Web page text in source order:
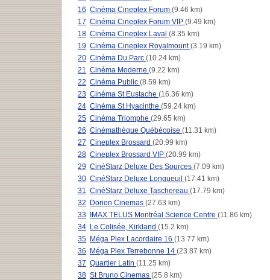
16 Cinéma Cineplex Forum (9.46 km)
17 Cinéma Cineplex Forum VIP (9.49 km)
18 Cinéma Cineplex Laval (8.35 km)
19 Cinéma Cineplex Royalmount(3.19 km)
20 Cinéma Du Parc (10.24 km)
21 Cinéma Moderne (9.22 km)
22 Cinéma Public (8.59 km)
23 Cinéma St Eustache (16.36 km)
24 Cinéma St Hyacinthe (59.24 km)
25 Cinéma Triomphe (29.65 km)
26 Cinémathèque Québécoise (11.31 km)
27 Cineplex Brossard (20.99 km)
28 Cineplex Brossard VIP (20.99 km)
29 CinéStarz Deluxe Des Sources (7.09 km)
30 CinéStarz Deluxe Longueuil (17.41 km)
31 CinéStarz Deluxe Taschereau (17.79 km)
32
Dorion Cinemas (27.63 km)
33
IMAX TELUS Montréal Science Centre (11.86 km)
34 Le Colisée, Kirkland (15.2 km)
35 Méga Plex Lacordaire 16 (13.77 km)
36
Méga Plex Terrebonne 14 (23.87 km)
37 Quartier Latin (11.25 km)
38 St Bruno Cinemas (25.8 km)